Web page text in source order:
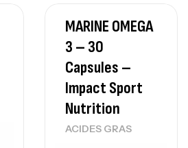
MARINE OMEGA
3 – 30
Capsules –
Impact Sport
Nutrition
ACIDES GRAS